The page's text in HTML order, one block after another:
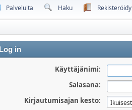
Palveluita Haku Rekisteröidy
Log in
Käyttäjänimi:
Salasana:
Kirjautumisajan kesto: